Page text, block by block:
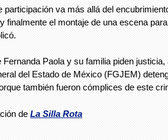
participación va más allá del
finalmente el montaje de una escena
Fernanda Paola y su familia piden
del Estado de México (FGJEM)
también fueron cómplices de este
de La Silla Rota